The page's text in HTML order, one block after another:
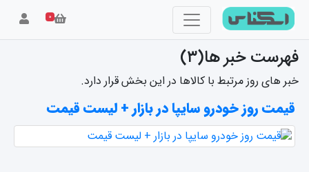
۰
فهرست خبر ها(۳)
خبر های روز مرتبط با کالاها در این بخش قرار دارد.
قیمت روز خودرو سایپا در بازار + لیست قیمت